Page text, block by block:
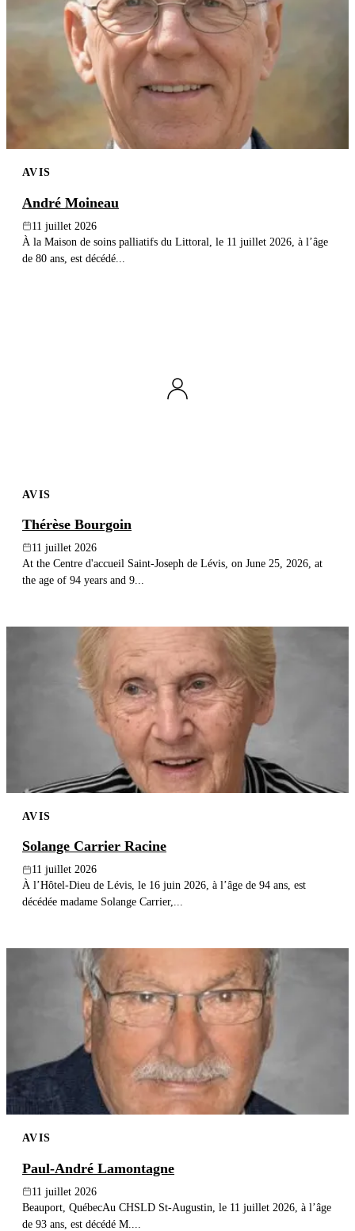
AVIS
André Moineau
11 juillet 2026
À la Maison de soins palliatifs du Littoral, le 11 juillet 2026, à l’âge
de 80 ans, est décédé...
AVIS
Thérèse Bourgoin
11 juillet 2026
At the Centre d'accueil Saint-Joseph de Lévis, on June 25, 2026, at
the age of 94 years and 9...
AVIS
Solange Carrier Racine
11 juillet 2026
À l’Hôtel-Dieu de Lévis, le 16 juin 2026, à l’âge de 94 ans, est
décédée madame Solange Carrier,...
AVIS
Paul-André Lamontagne
11 juillet 2026
Beauport, QuébecAu CHSLD St-Augustin, le 11 juillet 2026, à l’âge
de 93 ans, est décédé M....